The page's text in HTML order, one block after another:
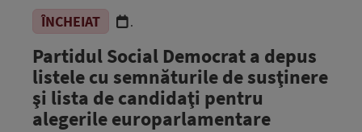
ÎNCHEIAT .
Partidul Social Democrat a depus
listele cu semnăturile de susţinere
şi lista de candidaţi pentru
alegerile europarlamentare